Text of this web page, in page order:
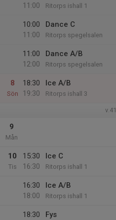
11:00
Ritorps ishall 1
10:00
11:00
Dance C
Ritorps spegelsalen
11:00
12:00
Dance A/B
Ritorps spegelsalen
8
Sön
18:30
19:30
Ice A/B
Ritorps ishall 3
v.41
9
Mån
10
Tis
15:30
16:30
Ice C
Ritorps ishall 1
16:30
18:00
Ice A/B
Ritorps ishall 1
18:30
Fys